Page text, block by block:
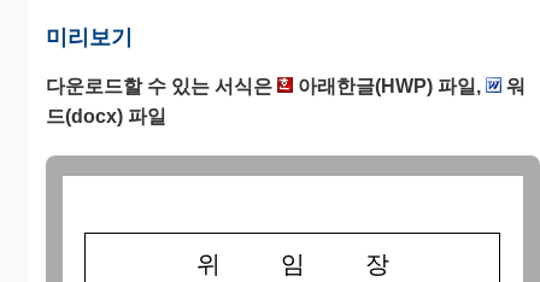
미리보기
다운로드할 수 있는 서식은 아래한글(HWP) 파일,
워
드(docx) 파일
위 임 장